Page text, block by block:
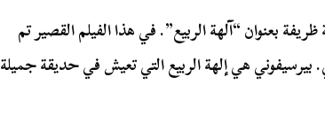
ظريفة بعنوان “آلهة الربيع”. في هذا الفيلم القصير تم
بيرسيفوني هي إلهة الربيع التي تعيش في حديقة جميلة